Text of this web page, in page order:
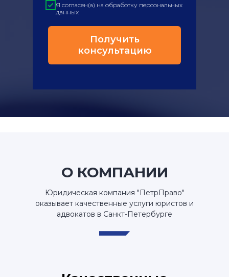
Я согласен(а) на обработку персональных
данных
Получить
консультацию
О КОМПАНИИ
Юридическая компания "ПетрПраво"
оказывает качественные услуги юристов и
адвокатов в Санкт-Петербурге